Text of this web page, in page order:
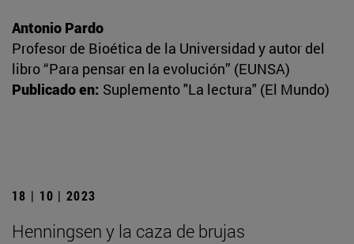
Antonio Pardo
Profesor de Bioética de la Universidad y autor del
libro “Para pensar en la evolución” (EUNSA)
Publicado en: Suplemento "La lectura" (El Mundo)
18 | 10 | 2023
Henningsen y la caza de brujas